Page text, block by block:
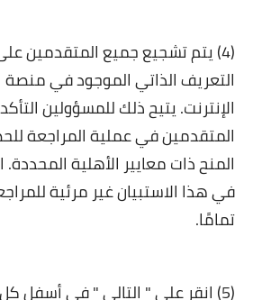
(4) يتم تشجيع جميع المتقدمين
التعريف الذاتي الموجود في منصة
الإنترنت. يتيح ذلك للمسؤولين
المتقدمين في عملية المراجعة
المنح ذات معايير الأهلية
في هذا الاستبيان غير مرئية
تمامًا.
(5) انقر على " التالي " في أسفل